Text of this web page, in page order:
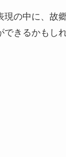
現の中に、故
きるかもし